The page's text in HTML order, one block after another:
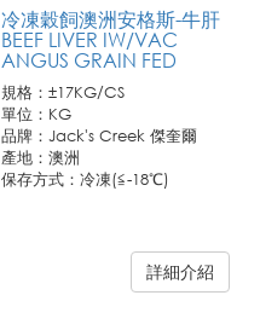
冷凍穀飼澳洲安格斯-牛肝
BEEF LIVER IW/VAC
ANGUS GRAIN FED
規格：±17KG/CS
單位：KG
品牌：Jack's Creek 傑奎爾
產地：澳洲
保存方式：冷凍(≦-18℃)
詳細介紹